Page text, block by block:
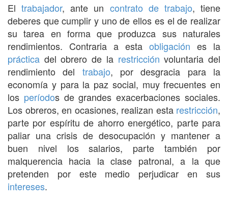
Eltrabajador, ante un contrato de trabajo, tiene
deberes que cumplir y uno de ellos es el de realizar
su tarea en forma que produzca sus naturales
rendimientos. Contraria a esta obligación es la
práctica del obrero de la restricción voluntaria del
rendimiento del trabajo, por desgracia para la
economía y para la paz social, muy frecuentes en
los períodos de grandes exacerbaciones sociales.
Los obreros, en ocasiones, realizan esta restricción,
parte por espíritu de ahorro energético, parte para
paliar una crisis de desocupación y mantener a
buen nivel los salarios, parte también por
malquerencia hacia la clase patronal, a la que
pretenden por este medio perjudicar en sus
intereses.